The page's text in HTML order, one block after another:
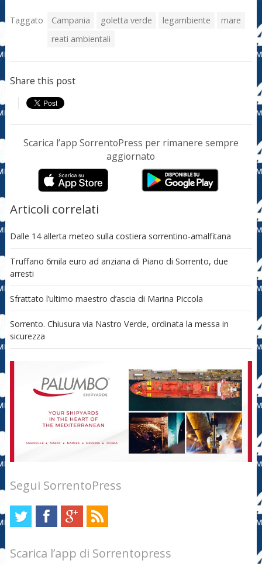
Taggato Campania goletta verde legambiente
mare
reati ambientali
Share this post
Scarica l’app SorrentoPress per rimanere sempre
aggiornato
Articoli correlati
Dalle 14 allerta meteo sulla costiera sorrentino-amalfitana
Truffano 6mila euro ad anziana di Piano di Sorrento, due
arresti
Sfrattato l’ultimo maestro d’ascia di Marina Piccola
Sorrento. Chiusura via Nastro Verde, ordinata la messa in
sicurezza
Segui SorrentoPress
Scarica l’app di Sorrentopress